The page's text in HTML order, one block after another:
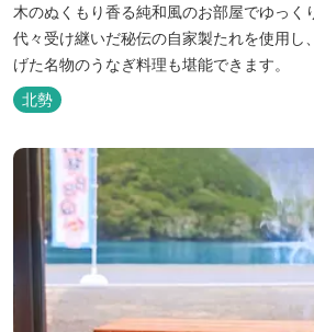
木のぬくもり香る純和風のお部屋でゆっく
代々受け継いだ秘伝の自家製たれを使用し
げた名物のうなぎ料理も堪能できます。
北勢